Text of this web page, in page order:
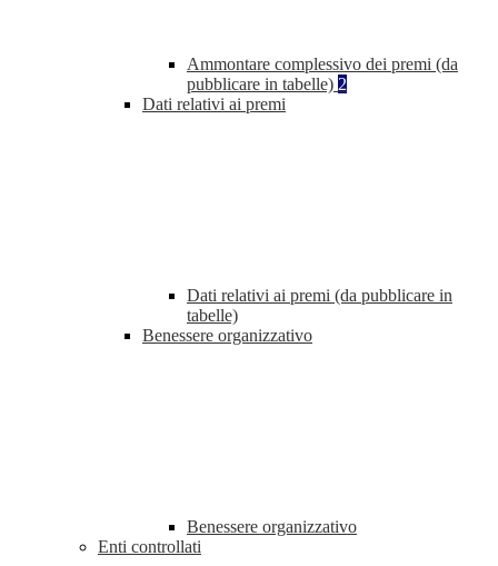
Ammontare complessivo dei premi (da
pubblicare in tabelle) 2
Dati relativi ai premi
Dati relativi ai premi (da pubblicare in
tabelle)
Benessere organizzativo
Benessere organizzativo
Enti controllati